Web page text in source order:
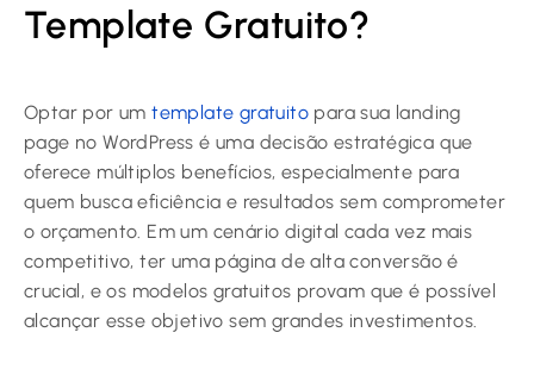
Template Gratuito?
Optar por umtemplate gratuito para sua landing
page no WordPress é uma decisão estratégica que
oferece múltiplos benefícios, especialmente para
quem busca eficiência e resultados sem comprometer
o orçamento. Em um cenário digital cada vez mais
competitivo, ter uma página de alta conversão é
crucial, e os modelos gratuitos provam que é possível
alcançar esse objetivo sem grandes investimentos.